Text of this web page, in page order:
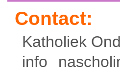
Contact:
Katholiek
info